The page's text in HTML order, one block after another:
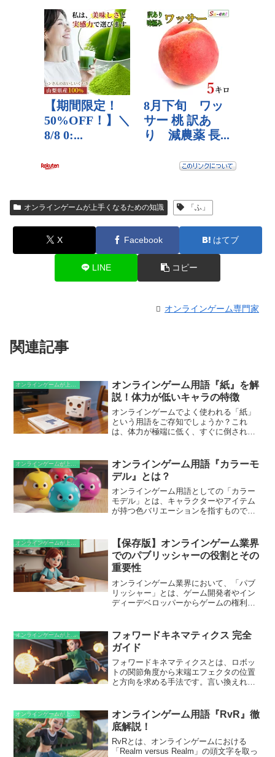
オンラインゲームが上手くなるための知識 「ふ」
X Facebook はてブ
LINE コピー
オンラインゲーム専門家
関連記事
オンラインゲーム用語『紙』を解
説！体力が低いキャラの特徴
オンラインゲームでよく使われる「紙」
という用語をご存知でしょうか？これ
は、体力が極端に低く、すぐに倒されて
ることが由来です。まるで紙のようにペ
ラペラで、攻撃を少し受けただけで破れ
てしまうような、頼りないキャラクター
を意味しています。この用語は、主に
MMORPGやFPSなどの対戦型のオンライ
ンゲームで用いられます。
オンラインゲーム用語『カラーモ
デル』とは？
オンラインゲーム用語としての「カラー
モデル」とは、キャラクターやアイテム
が持つ色バリエーションを指すもので
色合い、彩度、明度などの要素を組み合
わせることで、ゲーム内のオブジェクト
にさまざまな色を作成できます。このカ
ラーモデルを活用することで、開発者は
プレイヤーに多様なカスタマイズオプシ
ョンを提供したり、ゲーム内の世界に視
覚的な興味やリアリズムを加えたりでき
ます。
オンラインゲームが上手くなるための知識
【保存版】オンラインゲーム業界
でのパブリッシャーの役割とその
重要性
オンラインゲーム業界において、「パブ
リッシャー」とは、ゲーム開発者やイン
ディーデベロッパーからゲームの権利を
発段階から関わり、資金提供、マーケテ
ィング、流通を通じてゲームの成功を担
います。彼らは、ゲームの開発プロセス
を支援し、開発者が自らの創造性に専念
できるよう、ビジネス面や技術面のサポ
ートを提供します。また、パブリッシャ
ームを販売することで、広範なオーディ
エンスにリーチすることができます。
オンラインゲームが上手くなるための知識
フォワードキネマティクス 完全
ガイド
フォワードキネマティクスとは、ロボッ
トの関節角度から末端エフェクタの位置
と方向を求める手法です。言い換えれ
す。この情報は、ロボットの動作計画や
パスプランニング、障害物回避などに不
可欠です。
オンラインゲーム用語『RvR』徹
底解説！
RvRとは、オンラインゲームにおける
「Realm versus Realm」の頭文字を取っ